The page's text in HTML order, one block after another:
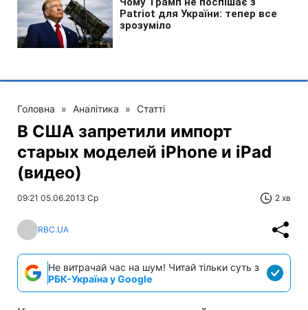
Головна » Аналітика » Статті
В США запретили импорт
старых моделей iPhone и iPad
(видео)
09:21 05.06.2013 Ср 2 хв
RBC.UA
Не витрачай час на шум! Читай тільки суть з
РБК-Україна у Google